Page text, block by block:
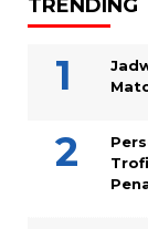
TRENDING